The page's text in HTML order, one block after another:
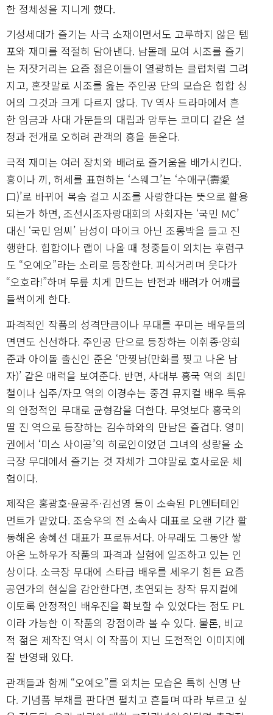
한 정체성을 지니게 했다.
기성세대가 즐기는 사극 소재이면서도 고루하지 않은 템
포와 재미를 적절히 담아낸다. 남몰래 모여 시조를 즐기
는 저잣거리는 요즘 젊은이들이 열광하는 클럽처럼 그려
지고, 혼잣말로 시조를 읊는 주인공 단의 모습은 힙합 싱
어의 그것과 크게 다르지 않다. TV 역사 드라마에서 흔
한 임금과 사대 가문들의 대립과 암투는 코미디 같은 설
정과 전개로 오히려 관객의 흥을 돋운다.
극적 재미는 여러 장치와 배려로 즐거움을 배가시킨다.
흥이나 끼, 허세를 표현하는 ‘스웨그’는 ‘수애구(壽愛
口)’로 바뀌어 목숨 걸고 시조를 사랑한다는 뜻으로 활용
되는가 하면, 조선시조자랑대회의 사회자는 ‘국민 MC’
대신 ‘국민 엄씨’ 남성이 마이크 아닌 조롱박을 들고 진
행한다. 힙합이나 랩이 나올 때 청중들이 외치는 후렴구
도 “오예오”라는 소리로 등장한다. 피식거리며 웃다가
“오호라!”하며 무릎 치게 만드는 반전과 배려가 어깨를
들썩이게 한다.
파격적인 작품의 성격만큼이나 무대를 꾸미는 배우들의
면면도 신선하다. 주인공 단으로 등장하는 이휘종·양희
준과 아이돌 출신인 준은 ‘만찢남(만화를 찢고 나온 남
자)’ 같은 매력을 보여준다. 반면, 사대부 홍국 역의 최민
철이나 십주/자모 역의 이경수는 중견 뮤지컬 배우 특유
의 안정적인 무대로 균형감을 더한다. 무엇보다 홍국의
딸 진 역으로 등장하는 김수하와의 만남은 즐겁다. 영미
권에서 ‘미스 사이공’의 히로인이었던 그녀의 성량을 소
극장 무대에서 즐기는 것 자체가 그야말로 호사로운 체
험이다.
제작은 홍광호·윤공주·김선영 등이 소속된 PL엔터테인
먼트가 맡았다. 조승우의 전 소속사 대표로 오랜 기간 활
동해온 송혜선 대표가 프로듀서다. 아무래도 그동안 쌓
아온 노하우가 작품의 파격과 실험에 일조하고 있는 인
상이다. 소극장 무대에 스타급 배우를 세우기 힘든 요즘
공연가의 현실을 감안한다면, 초연되는 창작 뮤지컬에
이토록 안정적인 배우진을 확보할 수 있었다는 점도 PL
이라 가능한 이 작품의 강점이라 볼 수 있다. 물론, 비교
적 젊은 제작진 역시 이 작품이 지닌 도전적인 이미지에
잘 반영돼 있다.
관객들과 함께 “오예오”를 외치는 모습은 특히 신명 난
다. 기념품 부채를 판다면 펼치고 흔들며 따라 부르고 싶